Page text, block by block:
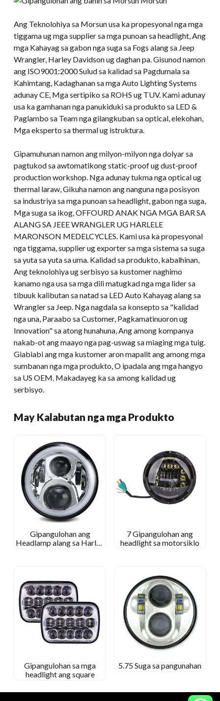
Ang Teknolohiya sa Morsun usa ka propesyonal nga mga
tiggama ug mga supplier sa mga punoan sa headlight, Ang
mga Kahayag sa gabon nga suga sa Fogs alang sa Jeep
Wrangler, Harley Davidson ug daghan pa. Gisunod namon
ang ISO9001:2000 Sulud sa kalidad sa Pagdumala sa
Kahimtang, Kadaghanan sa mga Auto Lighting Systems
adunay CE, Mga sertipiko sa ROHS ug TUV. Kami adunay
usa ka gamhanan nga panukiduki sa produkto sa LED &
Paglambo sa Team nga gilangkuban sa optical, elekohan,
Mga eksperto sa thermal ug istruktura.
Gipamuhunan namon ang milyon-milyon nga dolyar sa
pagtukod sa awtomatikong static-proof ug dust-proof
production workshop. Nga adunay tukma nga optical ug
thermal laraw, Gikuha namon ang nanguna nga posisyon
sa industriya sa mga punoan sa headlight, gabon nga suga,
Mga suga sa ikog, OFFOURD ANAK NGA MGA BAR SA
ALANG SA JEEE WRANGLER UG HARLELE
MARONSON MEDELCYCLES. Kami usa ka propesyonal
nga tiggama, supplier ug exporter sa mga sistema sa suga
sa yuta sa yuta sa uma. Kalidad sa produkto, kabalhinan,
Ang teknolohiya ug serbisyo sa kustomer naghimo
kanamo nga usa sa mga dili matugkad nga mga lider sa
tibuuk kalibutan sa natad sa LED Auto Kahayag alang sa
Wrangler sa Jeep. Nga nagdala sa konsepto sa "kalidad
nga una, Paraabo sa Customer, Pagkamatinuoron ug
Innovation" sa atong hunahuna, Ang among kompanya
nakab-ot ang maayo nga pag-uswag sa miaging mga tuig.
Giabiabi ang mga kustomer aron mapalit ang among mga
sumbanan nga mga produkto, O ipadala ang mga hangyo
sa US OEM. Makadayeg ka sa among kalidad ug
serbisyo.
May Kalabutan nga mga Produkto
Gipangulohan ang
Headlamp alang sa Harley
7 Gipangulohan ang
headlight sa motorsiklo
Gipangulohan sa mga
headlight ang square
5.75 Suga sa pangunahan